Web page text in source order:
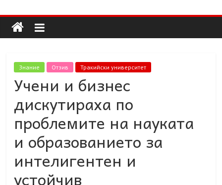
to
content
Долап
БГ
култура|
пътешествия|
мода|
събития|
кухня|
реклама|
минало|
Знание Отзив Тракийски университет
Учени и бизнес
дискутираха по
проблемите на науката
и образованието за
интелигентен и
устойчив